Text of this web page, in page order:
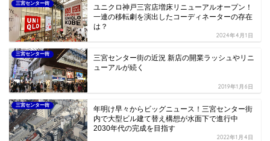
三宮センター街
ユニクロ神戸三宮店増床リニューアルオープン！
一連の移転劇を演出したコーディネーターの存在
は？
2024年4月1日
三宮センター街
三宮センター街の近況 新店の開業ラッシュやリニ
ューアルが続く
2019年1月6日
三宮センター街
年明け早々からビッグニュース！三宮センター街
内で大型ビル建て替え構想が水面下で進行中
2030年代の完成を目指す
2022年1月4日